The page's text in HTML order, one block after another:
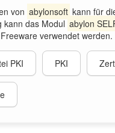
von abylonsoft kann für
kann das Modul abylon
verwendet werden.
PKI PKI